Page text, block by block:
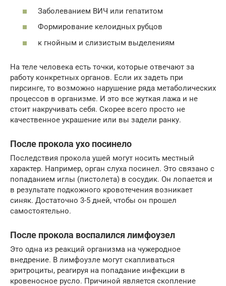
Заболеванием ВИЧ или гепатитом
Формирование келоидных рубцов
к гнойным и слизистым выделениям
На теле человека есть точки, которые отвечают за
работу конкретных органов. Если их задеть при
пирсинге, то возможно нарушение ряда метаболических
процессов в организме. И это все жуткая лажа и не
стоит накручивать себя. Скорее всего просто не
качественное украшение или вы задели ранку.
После прокола ухо посинело
Последствия прокола ушей могут носить местный
характер. Например, орган слуха посинел. Это связано с
попаданием иглы (пистолета) в сосудик. Он лопается и
в результате подкожного кровотечения возникает
синяк. Достаточно 3-5 дней, чтобы он прошел
самостоятельно.
После прокола воспалился лимфоузел
Это одна из реакций организма на чужеродное
внедрение. В лимфоузле могут скапливаться
эритроциты, реагируя на попадание инфекции в
кровеносное русло. Причиной является скопление